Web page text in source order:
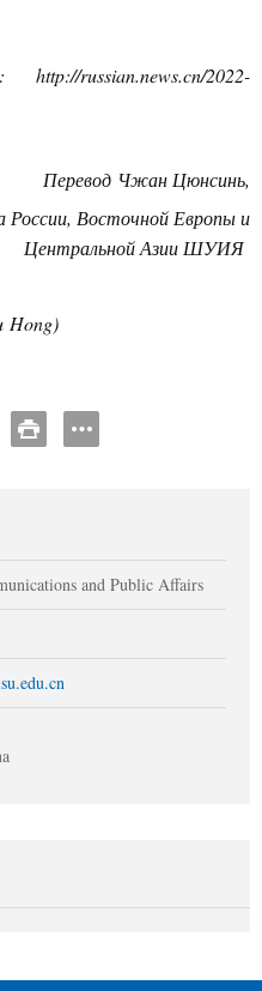
http://russian.news.cn/2022-
Перевод Чжан Цюнсинь,
Восточной Европы и
Центральной Азии ШУИЯ
Hong)
and Public Affairs